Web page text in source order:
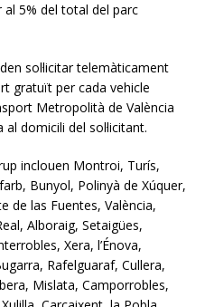
5% del total del parc
sol·licitar telemàticament
gratuït per cada vehicle
Metropolità de València
al domicili del sol·licitant.
inclouen Montroi, Turís,
Bunyol, Polinyà de Xúquer,
de las Fuentes, València,
Alboraig, Setaigües,
Xera, l’Énova,
Rafelguaraf, Cullera,
Mislata, Camporrobles,